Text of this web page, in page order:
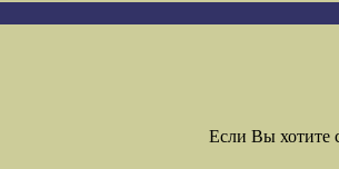
Если Вы хотите